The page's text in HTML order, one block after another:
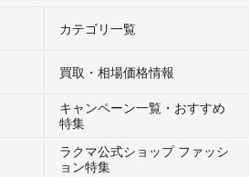
カテゴリ一覧
買取・相場価格情報
キャンペーン一覧・おすすめ
特集
ラクマ公式ショップ ファッシ
ョン特集